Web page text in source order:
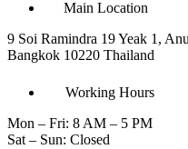
Main Location
9 Soi Ramindra 19 Yeak 1,
Bangkok 10220 Thailand
Working Hours
Mon – Fri: 8 AM – 5 PM
Sat – Sun: Closed